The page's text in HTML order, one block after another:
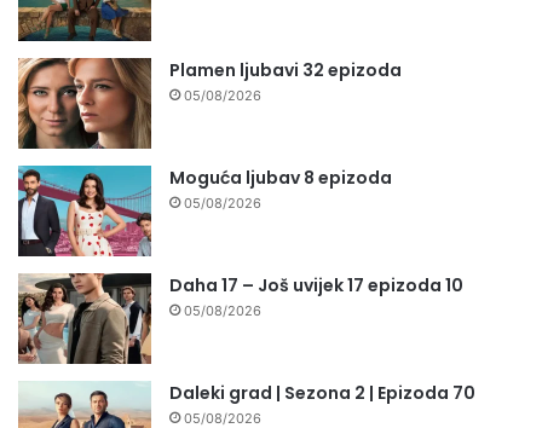
Plamen ljubavi 32 epizoda
05/08/2026
Moguća ljubav 8 epizoda
05/08/2026
Daha 17 – Još uvijek 17 epizoda 10
05/08/2026
Daleki grad | Sezona 2 | Epizoda 70
05/08/2026